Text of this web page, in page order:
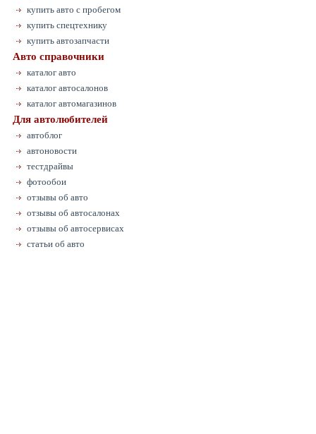
купить авто с пробегом
купить спецтехнику
купить автозапчасти
Авто справочники
каталог авто
каталог автосалонов
каталог автомагазинов
Для автолюбителей
автоблог
автоновости
тестдрайвы
фотообои
отзывы об авто
отзывы об автосалонах
отзывы об автосервисах
статьи об авто